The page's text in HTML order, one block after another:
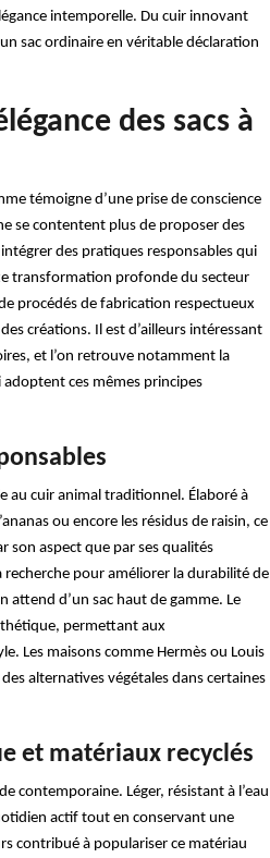
intemporelle. Du cuir innovant
sac ordinaire en véritable déclaration
des sacs à
témoigne d’une prise de conscience
se contentent plus de proposer des
des pratiques responsables qui
transformation profonde du secteur
procédés de fabrication respectueux
créations. Il est d’ailleurs intéressant
et l’on retrouve notamment la
ces mêmes principes
au cuir animal traditionnel. Élaboré à
ou encore les résidus de raisin, ce
aspect que par ses qualités
recherche pour améliorer la durabilité de
attend d’un sac haut de gamme. Le
permettant aux
Les maisons comme Hermès ou Louis
alternatives végétales dans certaines
et matériaux recyclés
contemporaine. Léger, résistant à l’eau
actif tout en conservant une
contribué à populariser ce matériau